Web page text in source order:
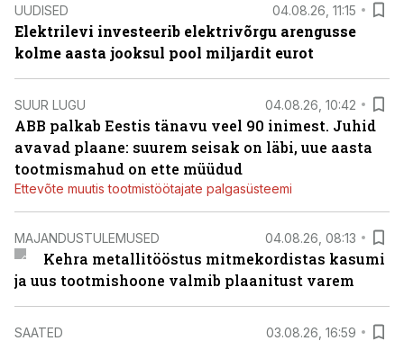
UUDISED 04.08.26, 11:15
Elektrilevi investeerib elektrivõrgu arengusse
kolme aasta jooksul pool miljardit eurot
SUUR LUGU 04.08.26, 10:42
ABB palkab Eestis tänavu veel 90 inimest. Juhid
avavad plaane: suurem seisak on läbi, uue aasta
tootmismahud on ette müüdud
Ettevõte muutis tootmistöötajate palgasüsteemi
MAJANDUSTULEMUSED 04.08.26, 08:13
Kehra metallitööstus mitmekordistas kasumi
ja uus tootmishoone valmib plaanitust varem
SAATED 03.08.26, 16:59